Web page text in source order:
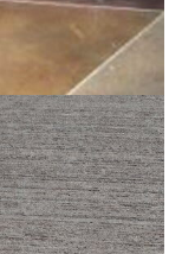
פרטי המוצר